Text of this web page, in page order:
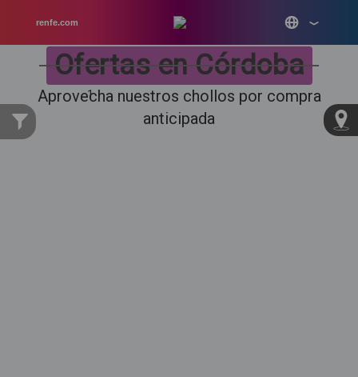
renfe.com
Ofertas en Córdoba
Aprovecha nuestros chollos por compra
anticipada
1